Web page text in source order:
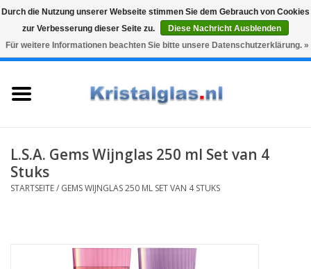
Snelle levering
Graveren
0 Artikel - €0,00
Karaffen
Glasgravur fur karaffe und
L.S.A. Gems Wijnglas 250 ml Set van 4
Stuks
STARTSEITE/ GEMS WIJNGLAS 250 ML SET VAN 4 STUKS
Durch die Nutzung unserer Webseite stimmen Sie dem Gebrauch von Cookies
zur Verbesserung dieser Seite zu.
Diese Nachricht Ausblenden
Für weitere Informationen beachten Sie bitte unsere Datenschutzerklärung. »